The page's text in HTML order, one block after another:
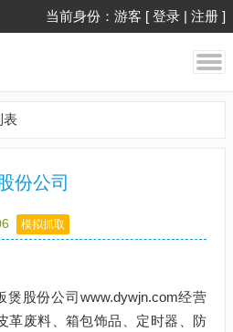
当前身份：游客 [ 登录 | 注册 ]
表
份公司
模拟抓取
煲股份公司www.dywjn.com经营
革废料、箱包饰品、定时器、防